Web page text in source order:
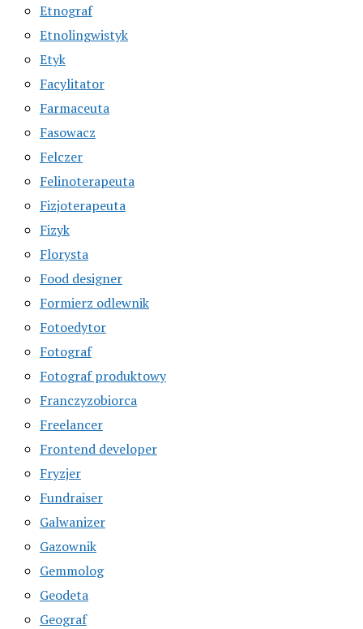
Etnograf
Etnolingwistyk
Etyk
Facylitator
Farmaceuta
Fasowacz
Felczer
Felinoterapeuta
Fizjoterapeuta
Fizyk
Florysta
Food designer
Formierz odlewnik
Fotoedytor
Fotograf
Fotograf produktowy
Franczyzobiorca
Freelancer
Frontend developer
Fryzjer
Fundraiser
Galwanizer
Gazownik
Gemmolog
Geodeta
Geograf